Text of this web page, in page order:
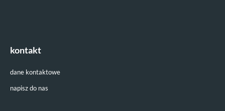
kontakt
dane kontaktowe
napisz do nas